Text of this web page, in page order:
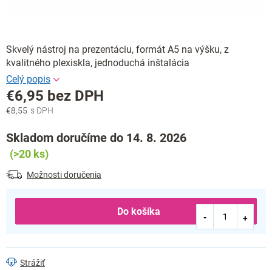
Skvelý nástroj na prezentáciu, formát A5 na výšku, z
kvalitného plexiskla, jednoduchá inštalácia
€8,55
€6,95 bez DPH
Jednotková
Skladom doručíme do 14. 8. 2026
(>20 ks)
Možnosti doručenia
Do košíka
Strážiť